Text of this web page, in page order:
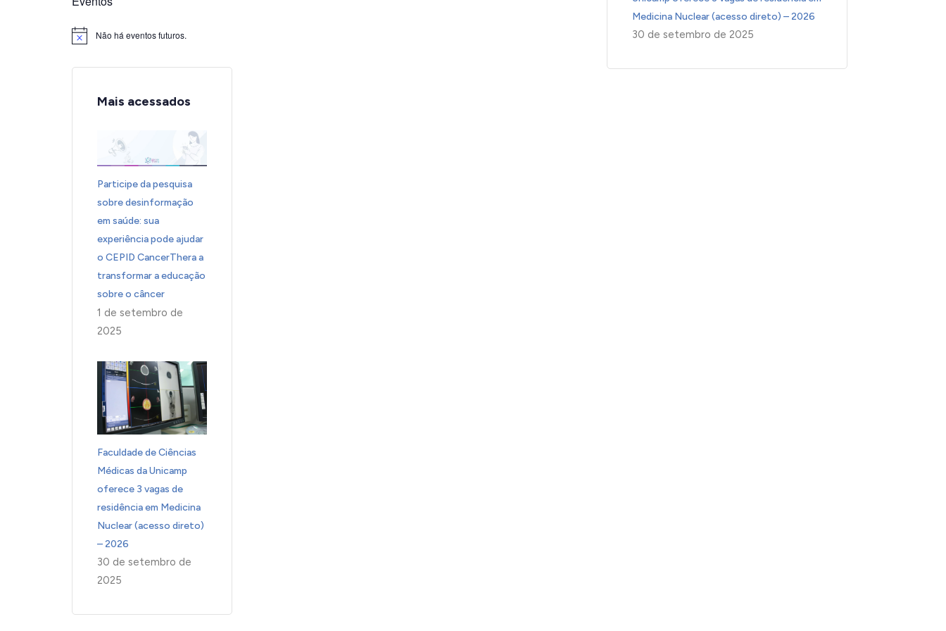
Notice Não há eventos futuros.
Mais acessados
Participe da pesquisa
sobre desinformação
em saúde: sua
experiência pode ajudar
o CEPID CancerThera a
transformar a educação
sobre o câncer
1 de setembro de
2025
Faculdade de Ciências
Médicas da Unicamp
oferece 3 vagas de
residência em Medicina
Nuclear (acesso direto)
– 2026
30 de setembro de
2025
Medicina Nuclear (acesso direto) – 2026
30 de setembro de 2025